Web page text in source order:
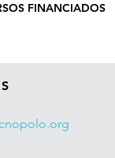
FINANCIADOS